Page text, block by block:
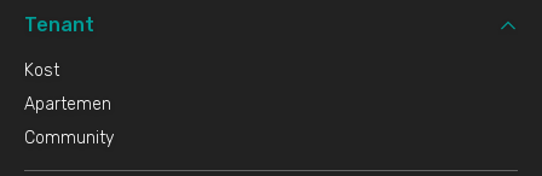
Tenant
Kost
Apartemen
Community